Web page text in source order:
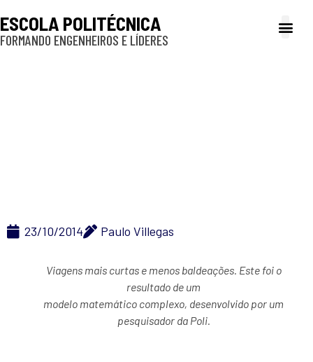
ESCOLA POLITÉCNICA
FORMANDO ENGENHEIROS E LÍDERES
23/10/2014 Paulo Villegas
Viagens mais curtas e menos baldeações. Este foi o
resultado de um
modelo matemático complexo, desenvolvido por um
pesquisador da Poli.